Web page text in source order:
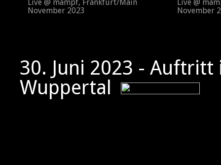
Live @ mampf, Frankfurt/Main
November 2023
Live @
November
30. Juni 2023 -
Wuppertal